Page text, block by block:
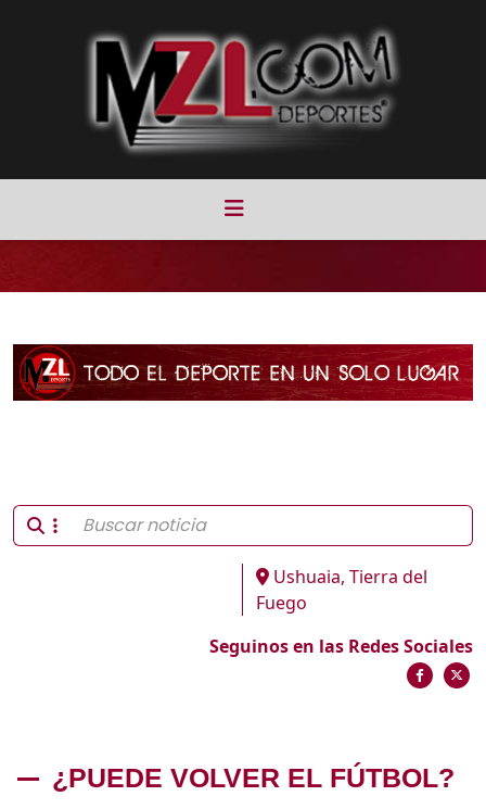
Ushuaia, Tierra del
Fuego
Seguinos en las Redes Sociales
¿PUEDE VOLVER EL FÚTBOL?